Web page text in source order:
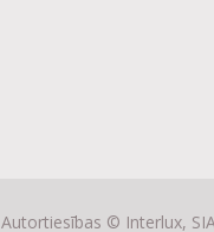
Autortiesības © Interlux,